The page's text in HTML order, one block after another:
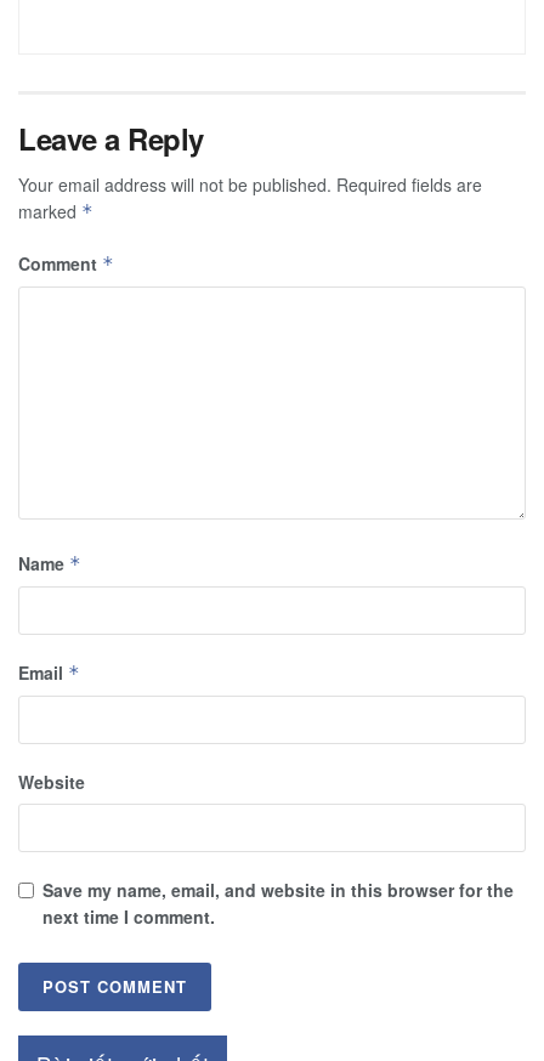
Leave a Reply
Your email address will not be published. Required fields are
marked *
Comment *
Name *
Email *
Website
Save my name, email, and website in this browser for the
next time I comment.